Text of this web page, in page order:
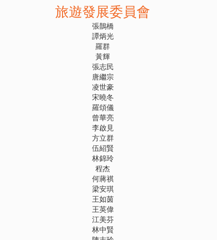
旅遊發展委員會
張鵲橋
譚炳光
羅群
黃輝
張志民
唐繼宗
凌世豪
宋曉冬
羅頌儀
曾華亮
李啟見
方立群
伍紹賢
林錦玲
程杰
何蔣祺
梁安琪
王如茵
王英偉
江美芬
林中賢